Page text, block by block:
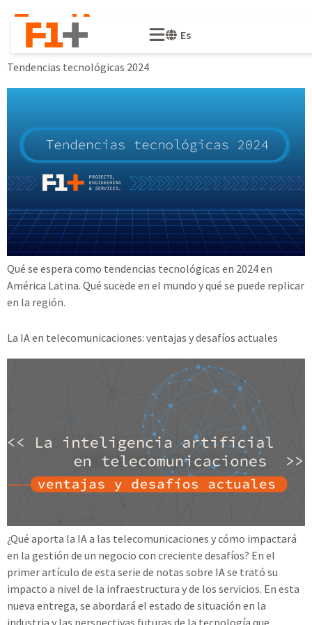
Es
Tag:IA
Tendencias tecnológicas 2024
Qué se espera como tendencias tecnológicas en 2024 en
América Latina. Qué sucede en el mundo y qué se puede replicar
en la región.
La IA en telecomunicaciones: ventajas y desafíos actuales
¿Qué aporta la IA a las telecomunicaciones y cómo impactará
en la gestión de un negocio con creciente desafíos? En el
primer artículo de esta serie de notas sobre IA se trató su
impacto a nivel de la infraestructura y de los servicios. En esta
nueva entrega, se abordará el estado de situación en la